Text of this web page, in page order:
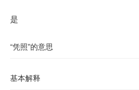
是
“凭照”的意思
基本解释